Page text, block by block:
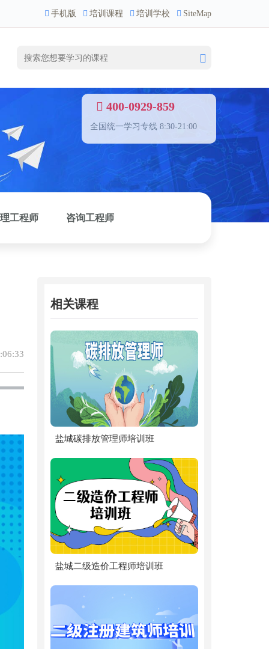
手机版 培训课程 培训学校 SiteMap
400-0929-859
全国统一学习专线 8:30-21:00
工程师 咨询工程师
相关课程
盐城碳排放管理师培训班
盐城二级造价工程师培训班